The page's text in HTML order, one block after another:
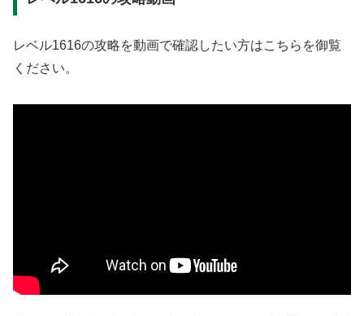
レベル1616の攻略を動画で確認したい方はこちらを御覧
ください。